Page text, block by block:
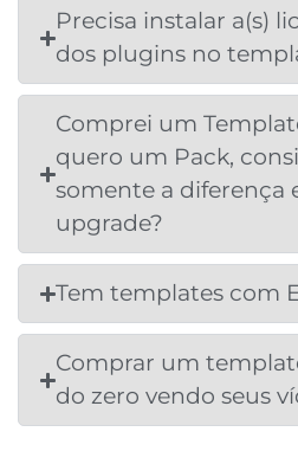
Precisa instalar a(s)
dos plugins no
Comprei um
quero um Pack,
somente a diferença
upgrade?
Tem templates com
Comprar um
do zero vendo seus